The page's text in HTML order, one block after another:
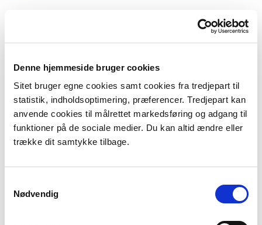
Denne hjemmeside bruger cookies
Sitet bruger egne cookies samt cookies fra tredjepart til
statistik, indholdsoptimering, præferencer. Tredjepart kan
anvende cookies til målrettet markedsføring og adgang til
funktioner på de sociale medier. Du kan altid ændre eller
trække dit samtykke tilbage.
Nødvendig
finansiering
Krav til samfunds- og selskabsøkonomi
og effektivisering
Spildevandsforsyningsselskaber er ikke udsat for den
konkurrence, der findes på velfungerende markeder.
Selskaberne er derfor underlagt regler for, hvilke
men kan afhængig af klimatilpasningsprojektet søge
Vandsektortilsynet i Konkurrence- og